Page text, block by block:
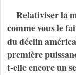
Relativiser la
comme vous le
du déclin
première
t-elle encore un